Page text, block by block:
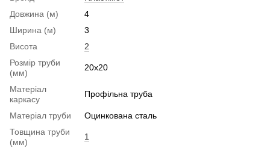
Довжина (м)
4
Ширина (м)
3
Висота
2
Розмір труби
(мм)
20x20
Матеріал
каркасу
Профільна труба
Матеріал труби
Оцинкована сталь
Товщина труби
(мм)
1